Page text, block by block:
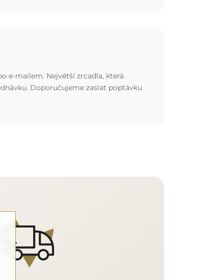
e-mailem. Největší zrcadla, která
Doporučujeme zaslat poptávku